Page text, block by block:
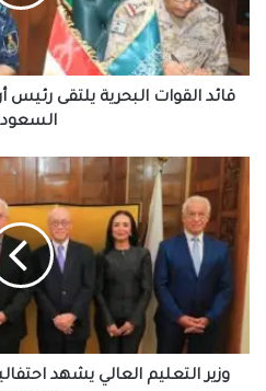
القوات
البحرية
الملكية
السعودية
قائد القوات البحرية يلتقى رئيس
وزير
التعليم
العالي
يشهد
احتفالية
إطلاق
دبلوم
إعداد
معلم
التوكاتسو
وزير التعليم العالي يشهد